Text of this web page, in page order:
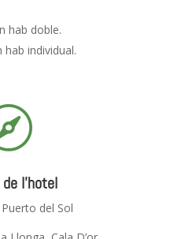
hab doble.
hab individual.
de l'hotel
del Sol